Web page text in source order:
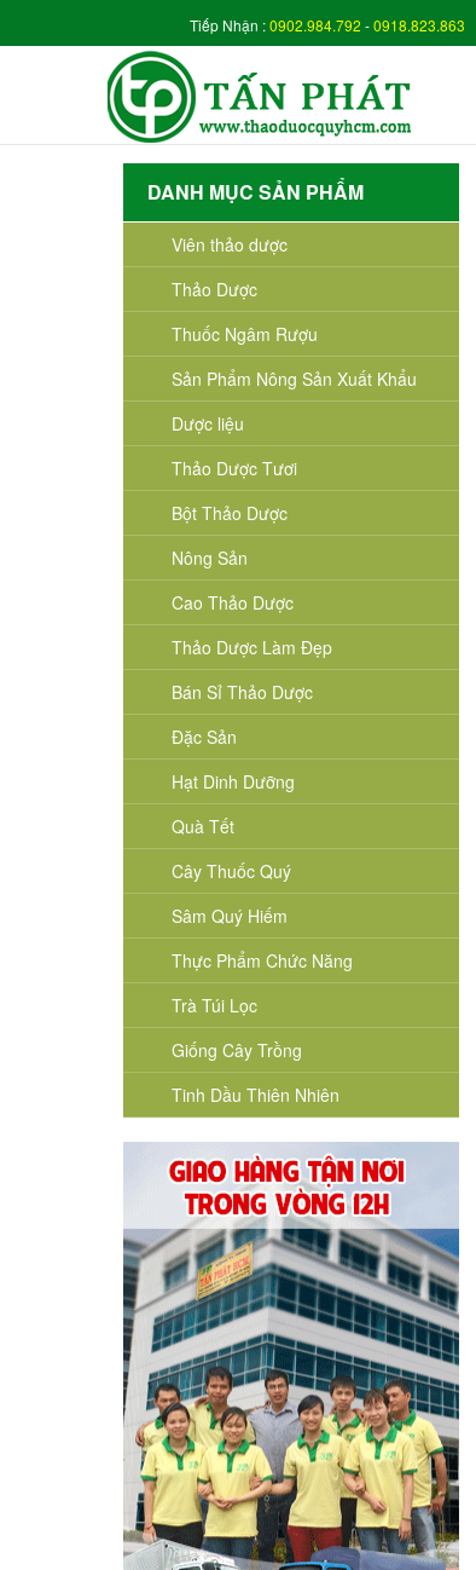
Tiếp Nhận :0902.984.792 -0918.823.863
DANH MỤC SẢN PHẨM
Viên thảo dược
Thảo Dược
Thuốc Ngâm Rượu
Sản Phẩm Nông Sản Xuất Khẩu
Dược liệu
Thảo Dược Tươi
Bột Thảo Dược
Nông Sản
Cao Thảo Dược
Thảo Dược Làm Đẹp
Bán Sỉ Thảo Dược
Đặc Sản
Hạt Dinh Dưỡng
Quà Tết
Cây Thuốc Quý
Sâm Quý Hiếm
Thực Phẩm Chức Năng
Trà Túi Lọc
Giống Cây Trồng
Tinh Dầu Thiên Nhiên